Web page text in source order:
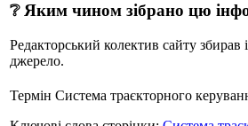
❔ Яким чином зібрано цю
Редакторський колектив сайту збирав
джерело.
Термін Система траєкторного